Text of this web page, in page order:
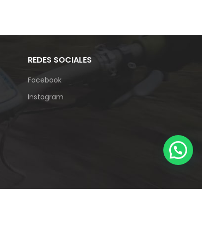
REDES SOCIALES
Facebook
Instagram